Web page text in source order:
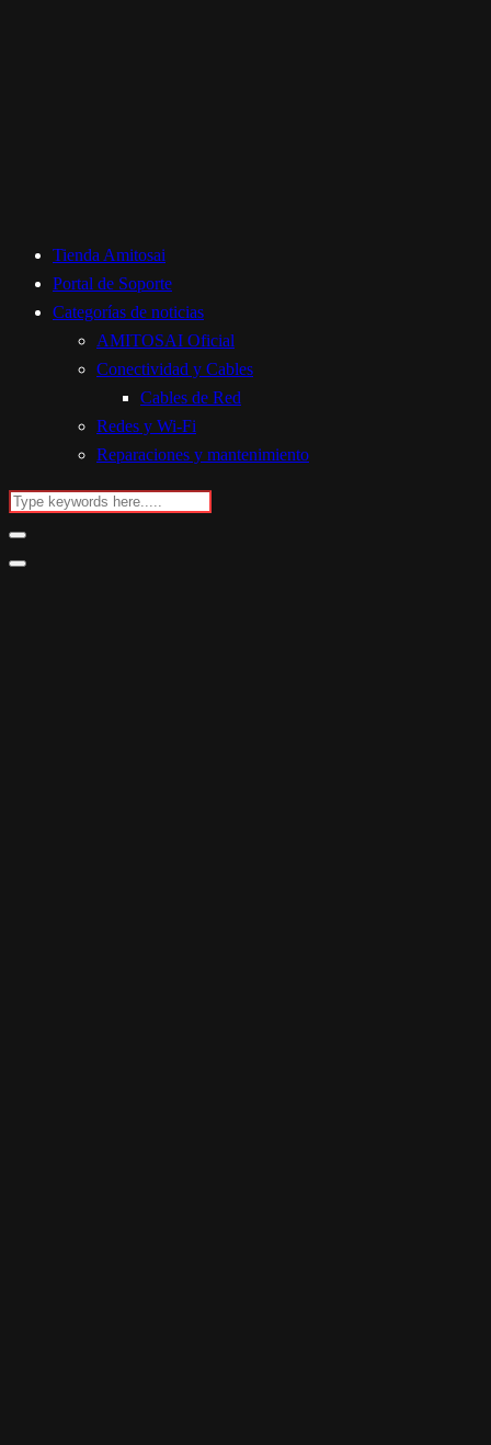
Tienda Amitosai
Portal de Soporte
Categorías de noticias
AMITOSAI Oficial
Conectividad y Cables
Cables de Red
Redes y Wi-Fi
Reparaciones y mantenimiento